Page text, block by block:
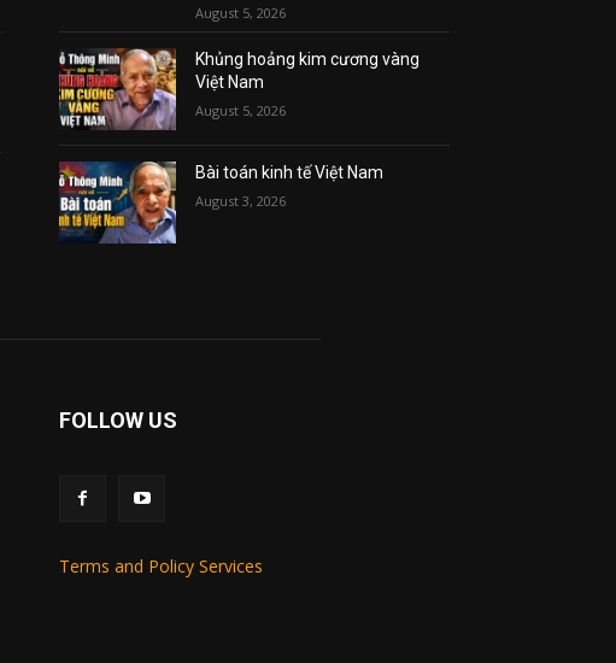
August 5, 2026
Khủng hoảng kim cương vàng
Việt Nam
August 5, 2026
Bài toán kinh tế Việt Nam
August 3, 2026
FOLLOW US
Terms and Policy Services